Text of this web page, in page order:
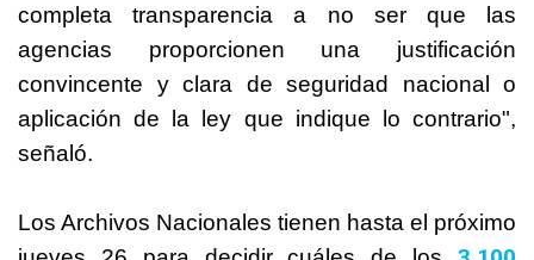
completa transparencia a no ser que las
agencias proporcionen una justificación
convincente y clara de seguridad nacional o
aplicación de la ley que indique lo contrario",
señaló.
Los Archivos Nacionales tienen hasta el próximo